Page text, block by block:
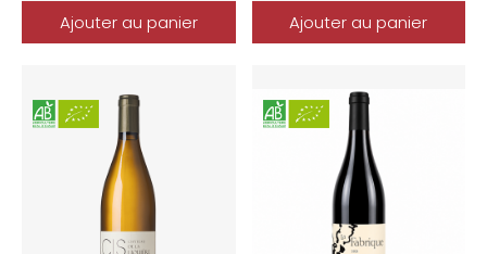
Ajouter au panier Ajouter au panier